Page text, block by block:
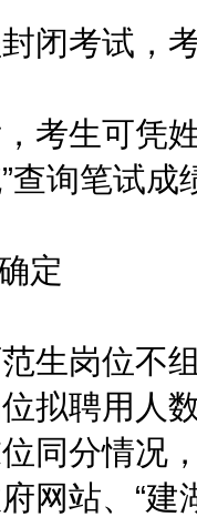
考试，考
生可凭姓
查询笔试成
定
岗位不组
拟聘用人
同分情况
网站、“建